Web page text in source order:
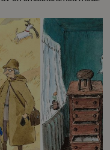
Eriksson.